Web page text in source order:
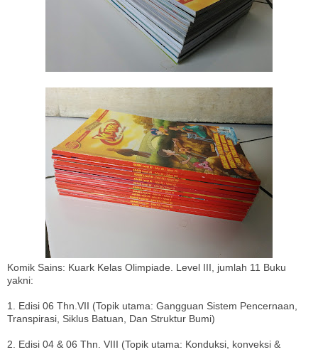
Komik Sains: Kuark Kelas Olimpiade. Level III, jumlah 11 Buku
yakni:
1. Edisi 06 Thn.VII (Topik utama: Gangguan Sistem Pencernaan,
Transpirasi, Siklus Batuan, Dan Struktur Bumi)
2. Edisi 04 & 06 Thn. VIII (Topik utama: Konduksi, konveksi &